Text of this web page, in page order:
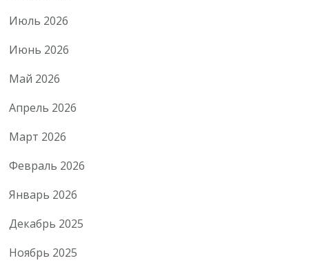
Июль 2026
Июнь 2026
Май 2026
Апрель 2026
Март 2026
Февраль 2026
Январь 2026
Декабрь 2025
Ноябрь 2025